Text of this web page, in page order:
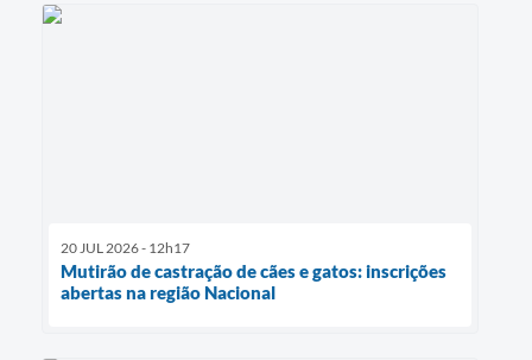
20 JUL 2026 - 12h17
Mutirão de castração de cães e gatos: inscrições
abertas na região Nacional